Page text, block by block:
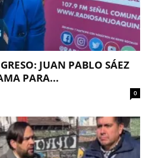
JUAN PABLO SÁEZ
PARA...
0